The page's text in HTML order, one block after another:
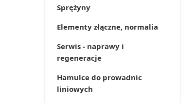
Sprężyny
Elementy złączne, normalia
Serwis - naprawy i
regeneracje
Hamulce do prowadnic
liniowych